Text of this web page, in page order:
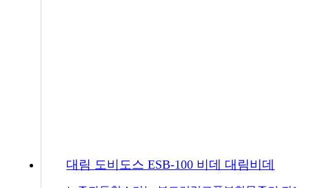
대림 도비도스 ESB-100 비데 대림비데